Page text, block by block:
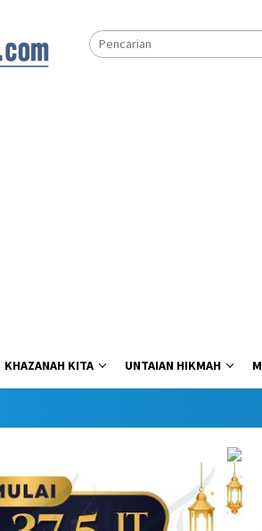
KHAZANAH KITA UNTAIAN HIKMAH